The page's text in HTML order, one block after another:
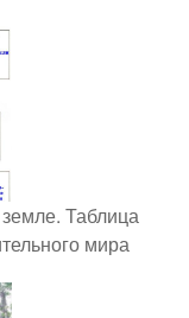
Таблица
мира